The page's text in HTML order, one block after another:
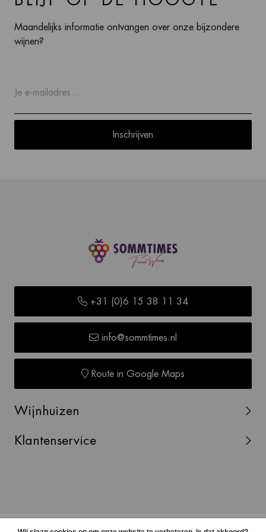
Maandelijks informatie ontvangen over onze bijzondere
wijnen?
Inschrijven
+31 (0)6 15 38 11 34
info@sommtimes.nl
Route in Google Maps
Wijnhuizen
Klantenservice